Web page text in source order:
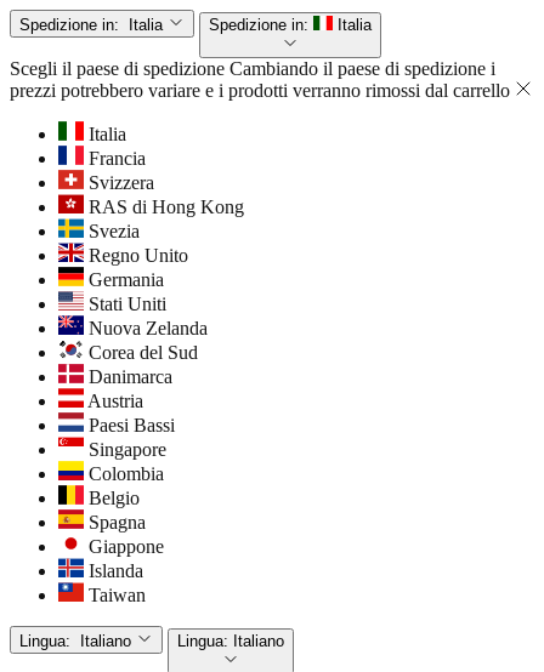
Spedizione in: Italia Spedizione in: Italia
Scegli il paese di spedizione Cambiando il paese di spedizione i
prezzi potrebbero variare e i prodotti verranno rimossi dal carrello
Italia
Francia
Svizzera
RAS di Hong Kong
Svezia
Regno Unito
Germania
Stati Uniti
Nuova Zelanda
Corea del Sud
Danimarca
Austria
Paesi Bassi
Singapore
Colombia
Belgio
Spagna
Giappone
Islanda
Taiwan
Lingua: Italiano Lingua: Italiano